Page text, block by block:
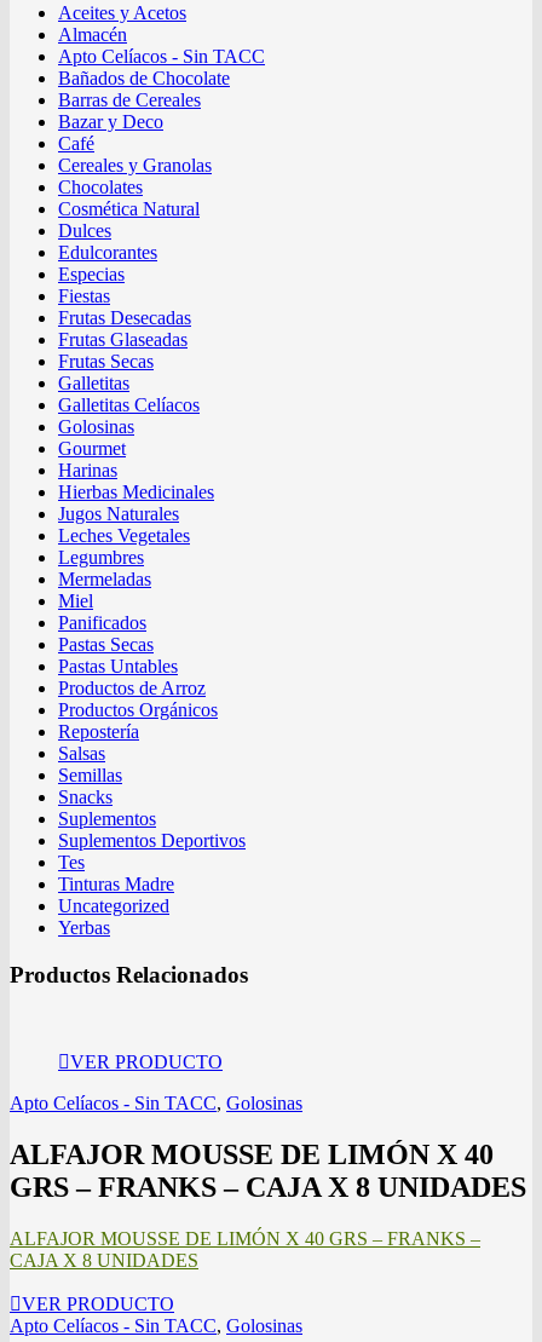
Aceites y Acetos
Almacén
Apto Celíacos - Sin TACC
Bañados de Chocolate
Barras de Cereales
Bazar y Deco
Café
Cereales y Granolas
Chocolates
Cosmética Natural
Dulces
Edulcorantes
Especias
Fiestas
Frutas Desecadas
Frutas Glaseadas
Frutas Secas
Galletitas
Galletitas Celíacos
Golosinas
Gourmet
Harinas
Hierbas Medicinales
Jugos Naturales
Leches Vegetales
Legumbres
Mermeladas
Miel
Panificados
Pastas Secas
Pastas Untables
Productos de Arroz
Productos Orgánicos
Repostería
Salsas
Semillas
Snacks
Suplementos
Suplementos Deportivos
Tes
Tinturas Madre
Uncategorized
Yerbas
Productos Relacionados
VER PRODUCTO
Apto Celíacos - Sin TACC, Golosinas
ALFAJOR MOUSSE DE LIMÓN X 40
GRS – FRANKS – CAJA X 8 UNIDADES
ALFAJOR MOUSSE DE LIMÓN X 40 GRS – FRANKS –
CAJA X 8 UNIDADES
VER PRODUCTO
Apto Celíacos - Sin TACC, Golosinas